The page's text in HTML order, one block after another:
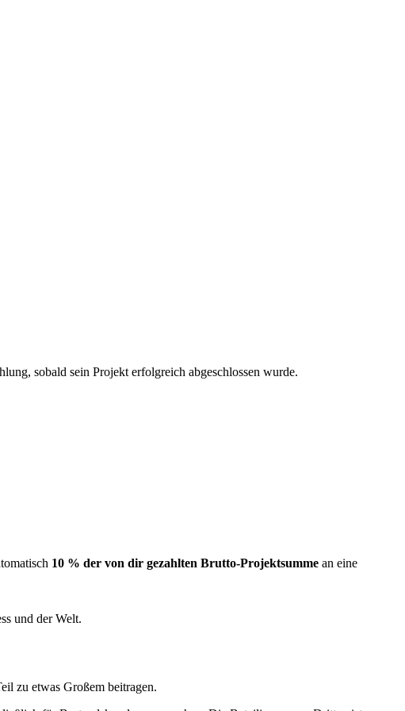
sobald sein Projekt erfolgreich abgeschlossen wurde.
10 % der von dir gezahlten Brutto-Projektsumme an eine
und der Welt.
zu etwas Großem beitragen.